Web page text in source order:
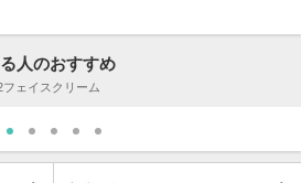
人のおすすめ
ェイスクリーム